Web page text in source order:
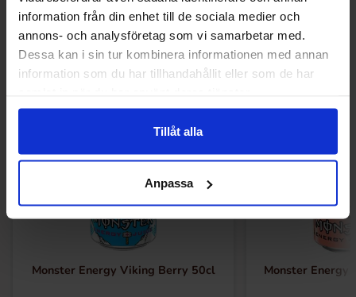
information från din enhet till de sociala medier och
annons- och analysföretag som vi samarbetar med.
Dessa kan i sin tur kombinera informationen med annan
information som du har tillhandahållit eller som de har
Tillåt alla
Anpassa
Muut pitivät
Monster Energy Viking Berry 50cl Monster Energy